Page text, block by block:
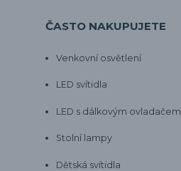
ČASTO NAKUPUJETE
Venkovní osvětlení
LED svítidla
LED s dálkovým ovladačem
Stolní lampy
Dětská svítidla